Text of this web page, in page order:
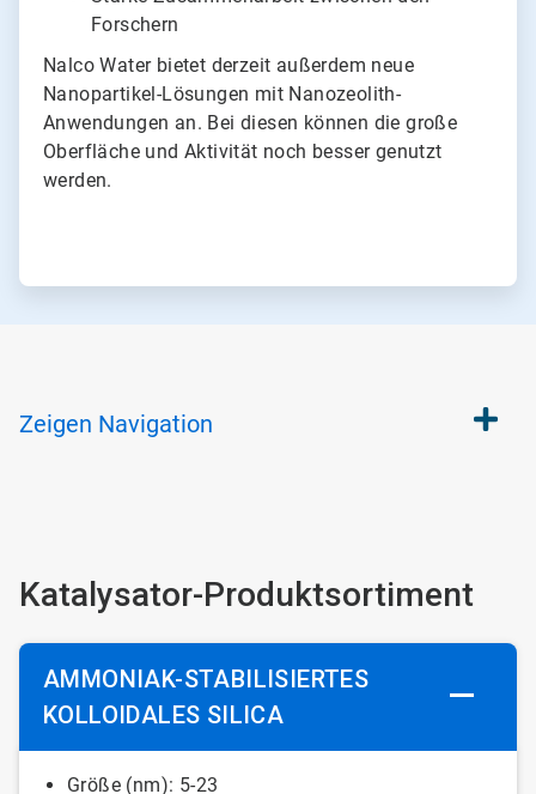
Forschern
Nalco Water bietet derzeit außerdem neue
Nanopartikel-Lösungen mit Nanozeolith-
Anwendungen an. Bei diesen können die große
Oberfläche und Aktivität noch besser genutzt
werden.
Zeigen Navigation
Katalysator-Produktsortiment
AMMONIAK-STABILISIERTES
KOLLOIDALES SILICA
Größe (nm): 5-23